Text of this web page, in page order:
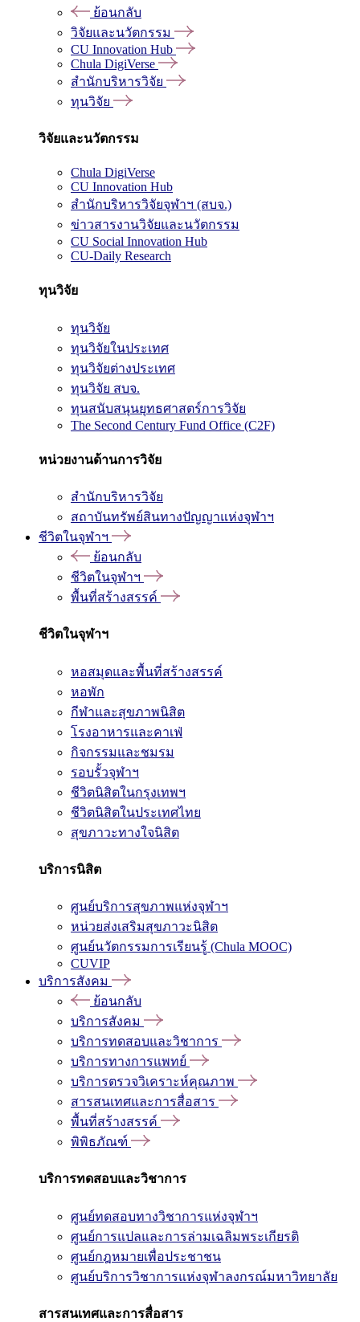
ย้อนกลับ
วิจัยและนวัตกรรม
CU Innovation Hub
Chula DigiVerse
สำนักบริหารวิจัย
ทุนวิจัย
วิจัยและนวัตกรรม
Chula DigiVerse
CU Innovation Hub
สำนักบริหารวิจัยจุฬาฯ (สบจ.)
ข่าวสารงานวิจัยและนวัตกรรม
CU Social Innovation Hub
CU-Daily Research
ทุนวิจัย
ทุนวิจัย
ทุนวิจัยในประเทศ
ทุนวิจัยต่างประเทศ
ทุนวิจัย สบจ.
ทุนสนับสนุนยุทธศาสตร์การวิจัย
The Second Century Fund Office (C2F)
หน่วยงานด้านการวิจัย
สำนักบริหารวิจัย
สถาบันทรัพย์สินทางปัญญาแห่งจุฬาฯ
ชีวิตในจุฬาฯ
ย้อนกลับ
ชีวิตในจุฬาฯ
พื้นที่สร้างสรรค์
ชีวิตในจุฬาฯ
หอสมุดและพื้นที่สร้างสรรค์
หอพัก
กีฬาและสุขภาพนิสิต
โรงอาหารและคาเฟ่
กิจกรรมและชมรม
รอบรั้วจุฬาฯ
ชีวิตนิสิตในกรุงเทพฯ
ชีวิตนิสิตในประเทศไทย
สุขภาวะทางใจนิสิต
บริการนิสิต
ศูนย์บริการสุขภาพแห่งจุฬาฯ
หน่วยส่งเสริมสุขภาวะนิสิต
ศูนย์นวัตกรรมการเรียนรู้ (Chula MOOC)
CUVIP
บริการสังคม
ย้อนกลับ
บริการสังคม
บริการทดสอบและวิชาการ
บริการทางการแพทย์
บริการตรวจวิเคราะห์คุณภาพ
สารสนเทศและการสื่อสาร
พื้นที่สร้างสรรค์
พิพิธภัณฑ์
บริการทดสอบและวิชาการ
ศูนย์ทดสอบทางวิชาการแห่งจุฬาฯ
ศูนย์การแปลและการล่ามเฉลิมพระเกียรติ
ศูนย์กฎหมายเพื่อประชาชน
ศูนย์บริการวิชาการแห่งจุฬาลงกรณ์มหาวิทยาลัย
สารสนเทศและการสื่อสาร